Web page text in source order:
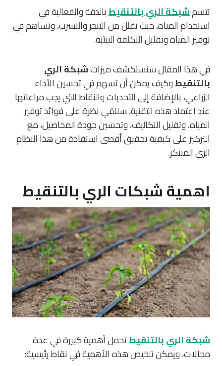
تتسمشبكة الري بالتنقيطبالدقة والفعالية في
استخدام المياه، حيث تقلل من التبخر والتسرب، وتساهم في
توفير المياه وتقليل التكلفة البيئية.
في هذا المقال سنستكشف ميزاتشبكة الري
بالتنقيطوكيف يمكن أن تسهم في تحسين الأداء
الزراعي، بالإضافة إلى التحديات والنقاط التي يجب مراعاتها
عند اعتماد هذه التقنية، سنلقي نظرة على فوائد توفير
المياه، وتقليل التكاليف، وتحسين جودة المحاصيل، مع
التركيز على كيفية تحقيق أقصى استفادة من هذا النظام
الري المبتكر.
اهمية شبكات الري بالتنقيط
شبكة الري بالتنقيطتحمل أهمية كبيرة في عدة
مجالات، ويمكن تلخيص هذه الأهمية في نقاط رئيسية: